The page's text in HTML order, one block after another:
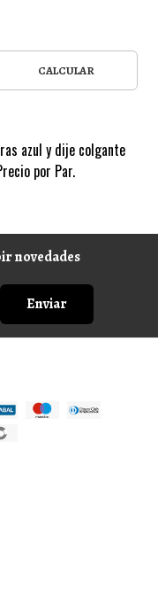
CALCULAR
azul y dije colgante
por Par.
novedades
Enviar